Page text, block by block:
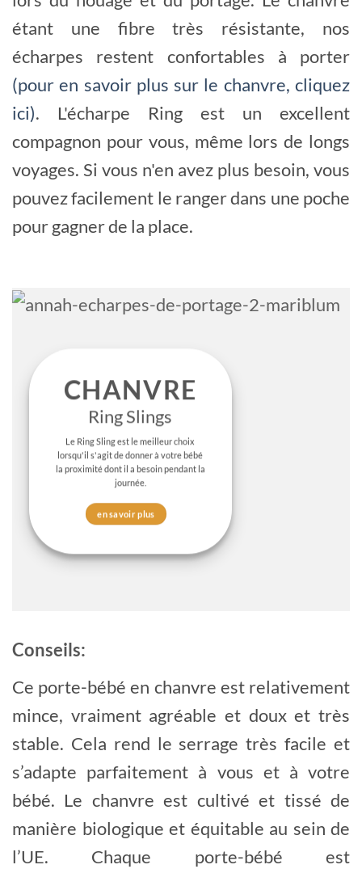
étant une fibre très résistante, nos
écharpes restent confortables à porter
(pour en savoir plus sur le chanvre, cliquez
ici). L'écharpe Ring est un excellent
compagnon pour vous, même lors de longs
voyages. Si vous n'en avez plus besoin, vous
pouvez facilement le ranger dans une poche
pour gagner de la place.
CHANVRE
Ring Slings
Le Ring Sling est le meilleur choix
lorsqu'il s'agit de donner à votre bébé
la proximité dont il a besoin pendant la
journée.
en savoir plus
Conseils:
Ce porte-bébé en chanvre est relativement
mince, vraiment agréable et doux et très
stable. Cela rend le serrage très facile et
s’adapte parfaitement à vous et à votre
bébé. Le chanvre est cultivé et tissé de
manière biologique et équitable au sein de
l’UE. Chaque porte-bébé est